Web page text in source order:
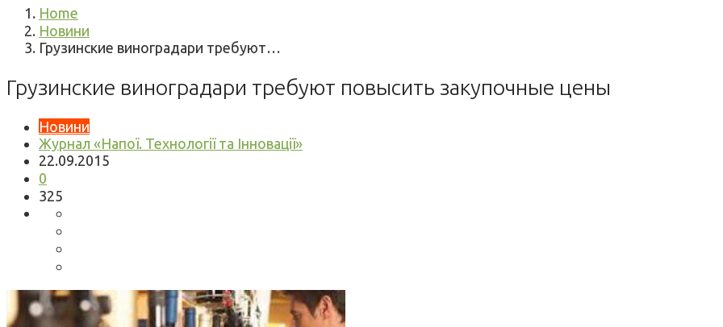
Home
Новини
Грузинские виноградари требуют…
Грузинские виноградари требуют повысить закупочные цены
Новини
Журнал «Напої. Технології та Інновації»
22.09.2015
0
325